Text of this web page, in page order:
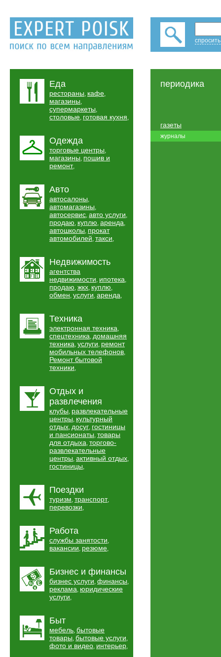
Еда
рестораны, кафе,
магазины,
супермаркеты,
столовые, готовая кухня,
Одежда
торговые центры,
магазины, пошив и
ремонт,
Авто
автосалоны,
автомагазины,
автосервис, авто услуги,
продаю, куплю, аренда,
автошколы, прокат
автомобилей, такси,
Недвижимость
агентства
недвижимости, ипотека,
продаю, жкх, куплю,
обмен, услуги, аренда,
Техника
электронная техника,
спецтехника, домашняя
техника, услуги, ремонт
мобильных телефонов,
Ремонт бытовой
техники,
Отдых и
развлечения
клубы, развлекательные
центры, культурный
отдых, досуг, гостиницы
и пансионаты, товары
для отдыха, торгово-
развлекательные
центры, активный отдых,
гостиницы,
Поездки
туризм, транспорт,
перевозки,
Работа
службы занятости,
вакансии, резюме,
Бизнес и финансы
бизнес услуги, финансы,
реклама, юридические
услуги,
Быт
мебель, бытовые
товары, бытовые услуги,
фото и видео, интерьер,
периодика
газеты
журналы